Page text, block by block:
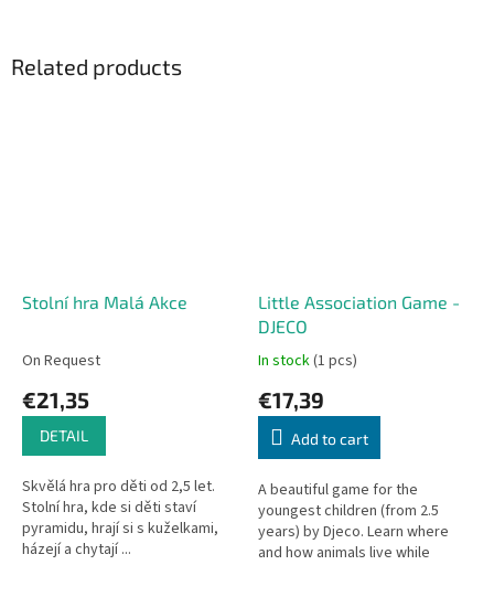
Related products
Stolní hra Malá Akce
On Request
€21,35
DETAIL
Skvělá hra pro děti od 2,5 let.
Stolní hra, kde si děti staví
pyramidu, hrají si s kuželkami,
házejí a chytají ...
Little Association Game -
DJECO
In stock(1 pcs)
€17,39
Add to cart
A beautiful game for the
youngest children (from 2.5
years) by Djeco. Learn where
and how animals live while